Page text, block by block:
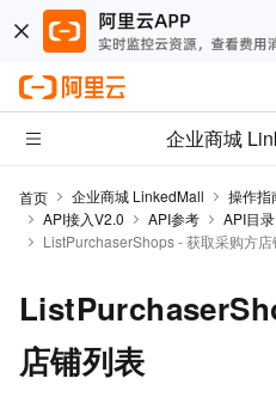
企业商城
首页 企业商城 LinkedMall 操作指
API接入V2.0
API参考 API目录
ListPurchaserShops - 获取采购方
店铺列表